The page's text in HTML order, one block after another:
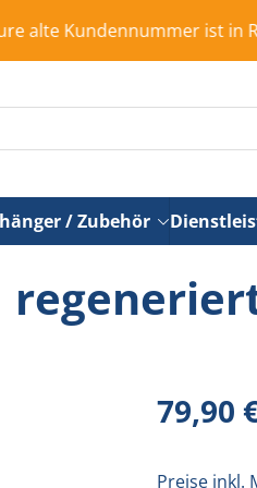
Kundennummer ist in Rente,
/ Zubehör
Regulärer
79,90
Preise inkl.